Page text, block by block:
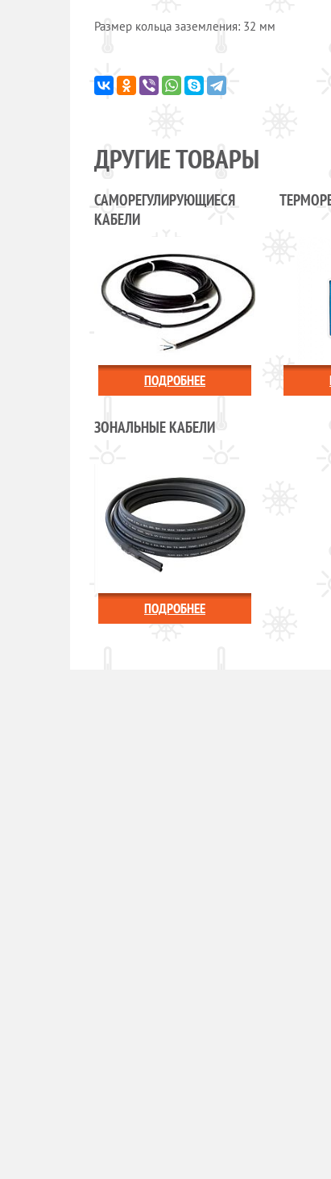
Размер кольца заземления: 32 мм
ДРУГИЕ ТОВАРЫ
САМОРЕГУЛИРУЮЩИЕСЯ
КАБЕЛИ
ПОДРОБНЕЕ
ЗОНАЛЬНЫЕ КАБЕЛИ
ПОДРОБНЕЕ